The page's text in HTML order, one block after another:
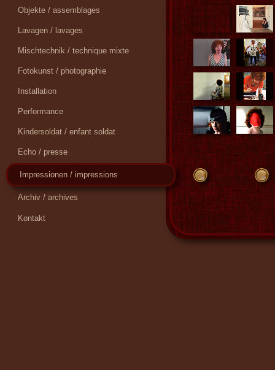
Objekte / assemblages
Lavagen / lavages
Mischtechnik / technique mixte
Fotokunst / photographie
Installation
Performance
Kindersoldat / enfant soldat
Echo / presse
Impressionen / impressions
Archiv / archives
Kontakt
< >